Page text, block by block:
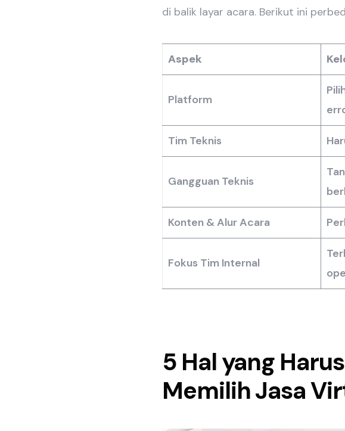
di balik layar acara. Berikut ini
Aspek
Platform
Tim Teknis
Gangguan Teknis
Konten & Alur Acara
Fokus Tim Internal
5 Hal yang
Memilih Jasa